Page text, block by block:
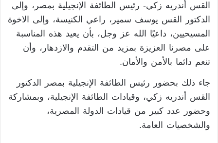
القس أندريه زكي- رئيس الطائفة الإنجيلية بمصر، وإلى
الدكتور القس يوسف سمير، راعي الكنيسة، وإلى الاخوة
المسيحيين، داعيًا الله عز وجل، بأن يعيد هذه المناسبة
على مصرنا العزيزة بمزيد من التقدم والازدهار، وأن
تنعم دائما بالأمن والأمان.
جاء ذلك بحضور رئيس الطائفة الإنجيلية بمصر الدكتور
القس أندريه زكي، وقيادات الطائفة الإنجيلية، وبمشاركة
وحضور عدد كبير من قيادات الدولة المصرية،
والشخصيات العامة.